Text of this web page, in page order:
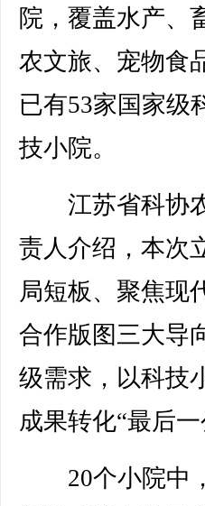
院，覆盖水产、
农文旅、宠物食
已有53家国家级
技小院。
江苏省科协农
责人介绍，本次
局短板、聚焦现
合作版图三大导
级需求，以科技
成果转化“最后一
20个小院中，